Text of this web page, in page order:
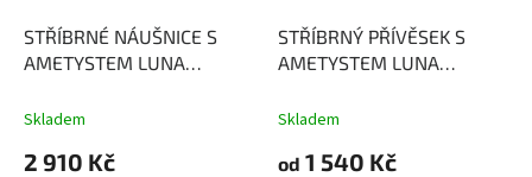
STŘÍBRNÉ NÁUŠNICE S
AMETYSTEM LUNA
ochrannou silou
Skladem
2 910 Kč
STŘÍBRNÝ PŘÍVĚSEK S
AMETYSTEM LUNA
ochrannou silou
Skladem
od 1 540 Kč